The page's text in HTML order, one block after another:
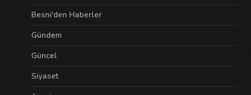
Besni'den Haberler
Gündem
Güncel
Siyaset